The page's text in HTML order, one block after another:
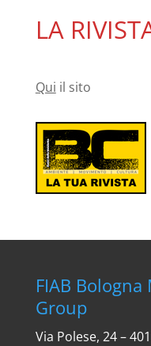
LA
Qui il sito
FIAB
Group
Via Polese, 24 –